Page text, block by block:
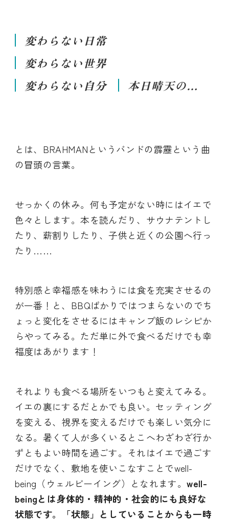
変わらない日常
変わらない世界
変わらない自分
本日晴天の…
とは、BRAHMANというバンドの霹靂という曲
の冒頭の言葉。
せっかくの休み。何も予定がない時にはイエで
色々とします。本を読んだり、サウナテントし
たり、薪割りしたり、子供と近くの公園へ行っ
たり……
特別感と幸福感を味わうには食を充実させるの
が一番！と、BBQばかりではつまらないのでち
ょっと変化をさせるにはキャンプ飯のレシピか
らやってみる。ただ単に外で食べるだけでも幸
福度はあがります！
それよりも食べる場所をいつもと変えてみる。
イエの裏にするだとかでも良い。セッティング
を変える、視界を変えるだけでも楽しい気分に
なる。暑くて人が多くいるとこへわざわざ行か
ずともよい時間を過ごす。それはイエで過ごす
だけでなく、敷地を使いこなすことでwell-
being（ウェルビーイング）となれます。well-
beingとは身体的・精神的・社会的にも良好な
状態です。「状態」としていることからも一時